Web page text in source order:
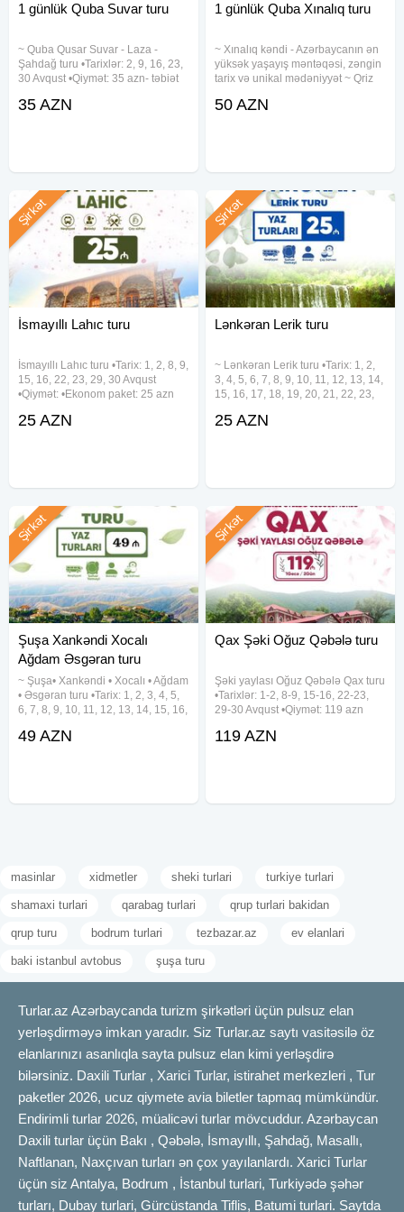
1 günlük Quba Suvar turu
~ Quba Qusar Suvar - Laza -
Şahdağ turu •Tarixlər: 2, 9, 16, 23,
30 Avqust •Qiymət: 35 azn- təbiət
Komfortlu nəqliyyat - Pozitiv və
35 AZN
1 günlük Quba Xınalıq turu
~ Xınalıq kəndi - Azərbaycanın ən
yüksək yaşayış məntəqəsi, zəngin
tarix və unikal mədəniyyət ~ Qriz
təbiət yürüşü ~ Qəçrəş meşəliyi
50 AZN
İsmayıllı Lahıc turu
İsmayıllı Lahıc turu •Tarix: 1, 2, 8, 9,
15, 16, 22, 23, 29, 30 Avqust
•Qiymət: •Ekonom paket: 25 azn
daxildir: •Nəqliyyat xidməti
Şirkət
25 AZN
Lənkəran Lerik turu
~ Lənkəran Lerik turu •Tarix: 1, 2,
3, 4, 5, 6, 7, 8, 9, 10, 11, 12, 13, 14,
15, 16, 17, 18, 19, 20, 21, 22, 23,
Avqust •Qiymət: •Ekonom Paket:
Şirkət
25 AZN
Şuşa Xankəndi Xocalı
Ağdam Əsgəran turu
~ Şuşa• Xankəndi • Xocalı • Ağdam
• Əsgəran turu •Tarix: 1, 2, 3, 4, 5,
6, 7, 8, 9, 10, 11, 12, 13, 14, 15, 16,
26, 27, 28, 29, 30, 31 Avqust
Şirkət
49 AZN
Qax Şəki Oğuz Qəbələ turu
Şəki yaylası Oğuz Qəbələ Qax turu
•Tarixlər: 1-2, 8-9, 15-16, 22-23,
29-30 Avqust •Qiymət: 119 azn
nəqliyyat - Səmimi və təcrübəli tur
Şirkət
119 AZN
masinlar xidmetler sheki turlari turkiye turlari
shamaxi turlari qarabag turlari qrup turlari bakidan
qrup turu bodrum turlari tezbazar.az ev elanlari
baki istanbul avtobus şuşa turu
Turlar.az Azərbaycanda turizm şirkətləri üçün pulsuz elan
yerləşdirməyə imkan yaradır. Siz Turlar.az saytı vasitəsilə öz
elanlarınızı asanlıqla sayta pulsuz elan kimi yerləşdirə
bilərsiniz. Daxili Turlar , Xarici Turlar, istirahet merkezleri , Tur
paketler 2026, ucuz qiymete avia biletler tapmaq mümkündür.
Endirimli turlar 2026, müalicəvi turlar mövcuddur. Azərbaycan
Daxili turlar üçün Bakı , Qəbələ, İsmayıllı, Şahdağ, Masallı,
Naftlanan, Naxçıvan turları ən çox yayılanlardı. Xarici Turlar
üçün siz Antalya, Bodrum , İstanbul turlari, Turkiyədə şəhər
turları, Dubay turlari, Gürcüstanda Tiflis, Batumi turlari. Saytda